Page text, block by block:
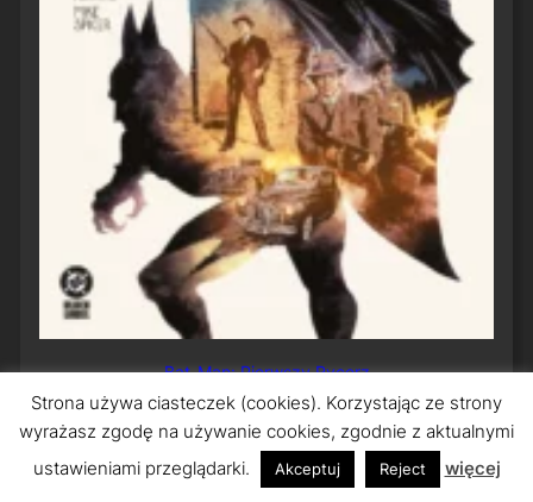
Bat-Man: Pierwszy Rycerz
Strona używa ciasteczek (cookies). Korzystając ze strony
wyrażasz zgodę na używanie cookies, zgodnie z aktualnymi
ustawieniami przeglądarki.
Akceptuj Reject więcej